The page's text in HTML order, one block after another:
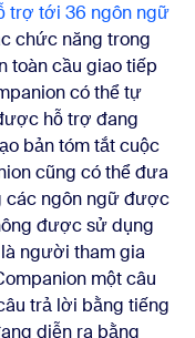
trợ tới 36 ngôn ngữ
chức năng trong
toàn cầu giao tiếp
có thể tự
hỗ trợ đang
bản tóm tắt cuộc
cũng có thể đưa
các ngôn ngữ được
được sử dụng
người tham gia
một câu
trả lời bằng tiếng
diễn ra bằng